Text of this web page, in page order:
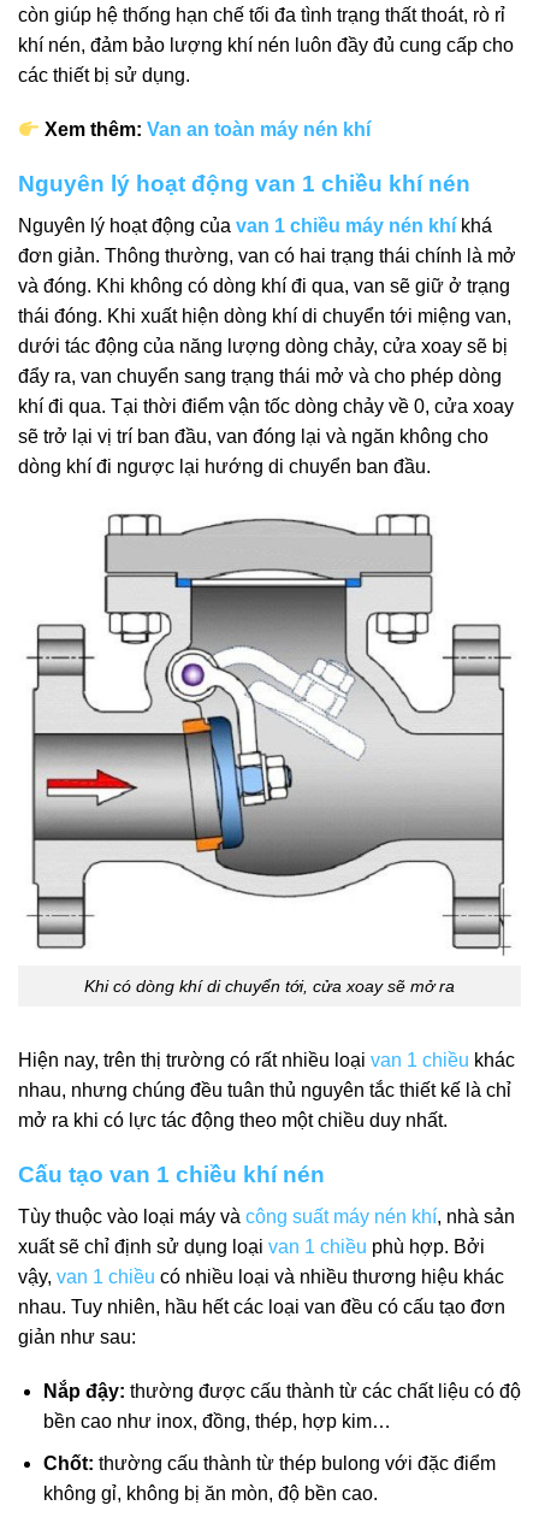
còn giúp hệ thống hạn chế tối đa tình trạng thất thoát, rò rỉ
khí nén, đảm bảo lượng khí nén luôn đầy đủ cung cấp cho
các thiết bị sử dụng.
Xem thêm:Van an toàn máy nén khí
Nguyên lý hoạt động van 1 chiều khí nén
Nguyên lý hoạt động của van 1 chiều máy nén khí khá
đơn giản. Thông thường, van có hai trạng thái chính là mở
và đóng. Khi không có dòng khí đi qua, van sẽ giữ ở trạng
thái đóng. Khi xuất hiện dòng khí di chuyển tới miệng van,
dưới tác động của năng lượng dòng chảy, cửa xoay sẽ bị
đẩy ra, van chuyển sang trạng thái mở và cho phép dòng
khí đi qua. Tại thời điểm vận tốc dòng chảy về 0, cửa xoay
sẽ trở lại vị trí ban đầu, van đóng lại và ngăn không cho
dòng khí đi ngược lại hướng di chuyển ban đầu.
Khi có dòng khí di chuyển tới, cửa xoay sẽ mở ra
Hiện nay, trên thị trường có rất nhiều loại van 1 chiều khác
nhau, nhưng chúng đều tuân thủ nguyên tắc thiết kế là chỉ
mở ra khi có lực tác động theo một chiều duy nhất.
Cấu tạo van 1 chiều khí nén
Tùy thuộc vào loại máy và công suất máy nén khí, nhà sản
xuất sẽ chỉ định sử dụng loại van 1 chiều phù hợp. Bởi
vậy, van 1 chiều có nhiều loại và nhiều thương hiệu khác
nhau. Tuy nhiên, hầu hết các loại van đều có cấu tạo đơn
giản như sau:
Nắp đậy: thường được cấu thành từ các chất liệu có độ
bền cao như inox, đồng, thép, hợp kim…
Chốt: thường cấu thành từ thép bulong với đặc điểm
không gỉ, không bị ăn mòn, độ bền cao.